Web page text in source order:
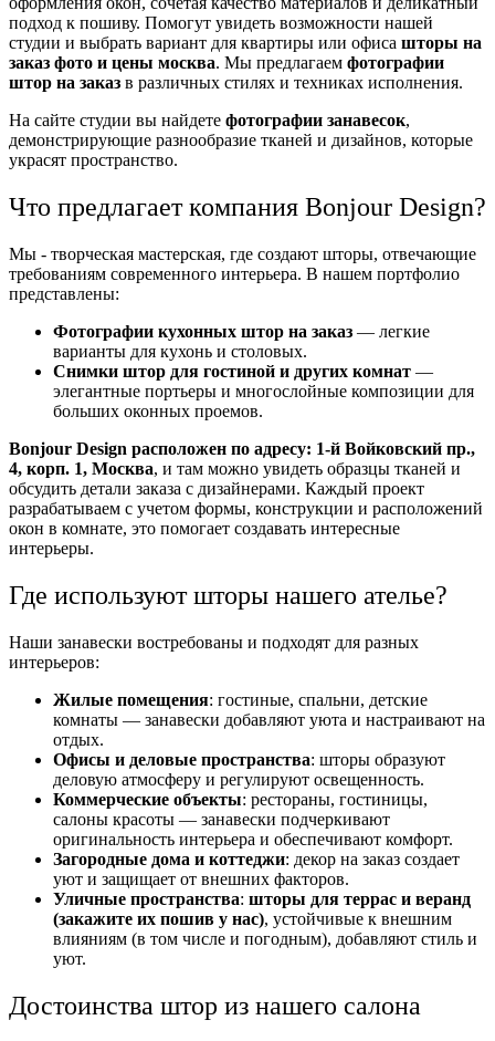
подход к пошиву. Помогут увидеть возможности нашей
студии и выбрать вариант для квартиры или офиса шторы на
заказ фото и цены москва. Мы предлагаем фотографии
штор на заказ в различных стилях и техниках исполнения.
На сайте студии вы найдете фотографии занавесок,
демонстрирующие разнообразие тканей и дизайнов, которые
украсят пространство.
Что предлагает компания Bonjour Design?
Мы - творческая мастерская, где создают шторы, отвечающие
требованиям современного интерьера. В нашем портфолио
представлены:
Фотографии кухонных штор на заказ — легкие
варианты для кухонь и столовых.
Снимки штор для гостиной и других комнат —
элегантные портьеры и многослойные композиции для
больших оконных проемов.
Bonjour Design расположен по адресу: 1-й Войковский пр.,
4, корп. 1, Москва, и там можно увидеть образцы тканей и
обсудить детали заказа с дизайнерами. Каждый проект
разрабатываем с учетом формы, конструкции и расположений
окон в комнате, это помогает создавать интересные
интерьеры.
Где используют шторы нашего ателье?
Наши занавески востребованы и подходят для разных
интерьеров:
Жилые помещения: гостиные, спальни, детские
комнаты — занавески добавляют уюта и настраивают на
отдых.
Офисы и деловые пространства: шторы образуют
деловую атмосферу и регулируют освещенность.
Коммерческие объекты: рестораны, гостиницы,
салоны красоты — занавески подчеркивают
оригинальность интерьера и обеспечивают комфорт.
Загородные дома и коттеджи: декор на заказ создает
уют и защищает от внешних факторов.
Уличные пространства: шторы для террас и веранд
(закажите их пошив у нас), устойчивые к внешним
влияниям (в том числе и погодным), добавляют стиль и
уют.
Достоинства штор из нашего салона